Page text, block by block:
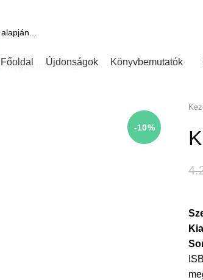
Főoldal Újdonságok Könyvbemutatók
-10%
megtekintéséhez.